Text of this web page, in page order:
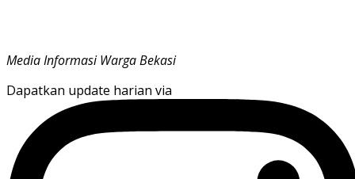
Media Informasi Warga Bekasi
Dapatkan update harian via